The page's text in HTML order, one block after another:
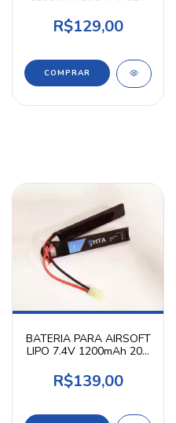
R$129,00
BATERIA PARA AIRSOFT
LIPO 7.4V 1200mAh 20C
R$139,00